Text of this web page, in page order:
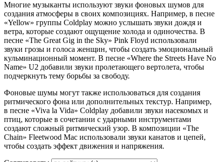
Многие музыканты используют звуки фоновых шумов для
создания атмосферы в своих композициях. Например, в песне
«Yellow» группы Coldplay можно услышать звуки дождя и
ветра, которые создают ощущение холода и одиночества. В
песне «The Great Gig in the Sky» Pink Floyd использовали
звуки грозы и голоса женщин, чтобы создать эмоциональный
кульминационный момент. В песне «Where the Streets Have No
Name» U2 добавили звуки пролетающего вертолета, чтобы
подчеркнуть тему борьбы за свободу.
Фоновые шумы могут также использоваться для создания
ритмического фона или дополнительных текстур. Например,
в песне «Viva la Vida» Coldplay добавили звуки насекомых и
птиц, которые в сочетании с ударными инструментами
создают сложный ритмический узор. В композиции «The
Chain» Fleetwood Mac использовали звуки канатов и цепей,
чтобы создать эффект движения и напряжения.